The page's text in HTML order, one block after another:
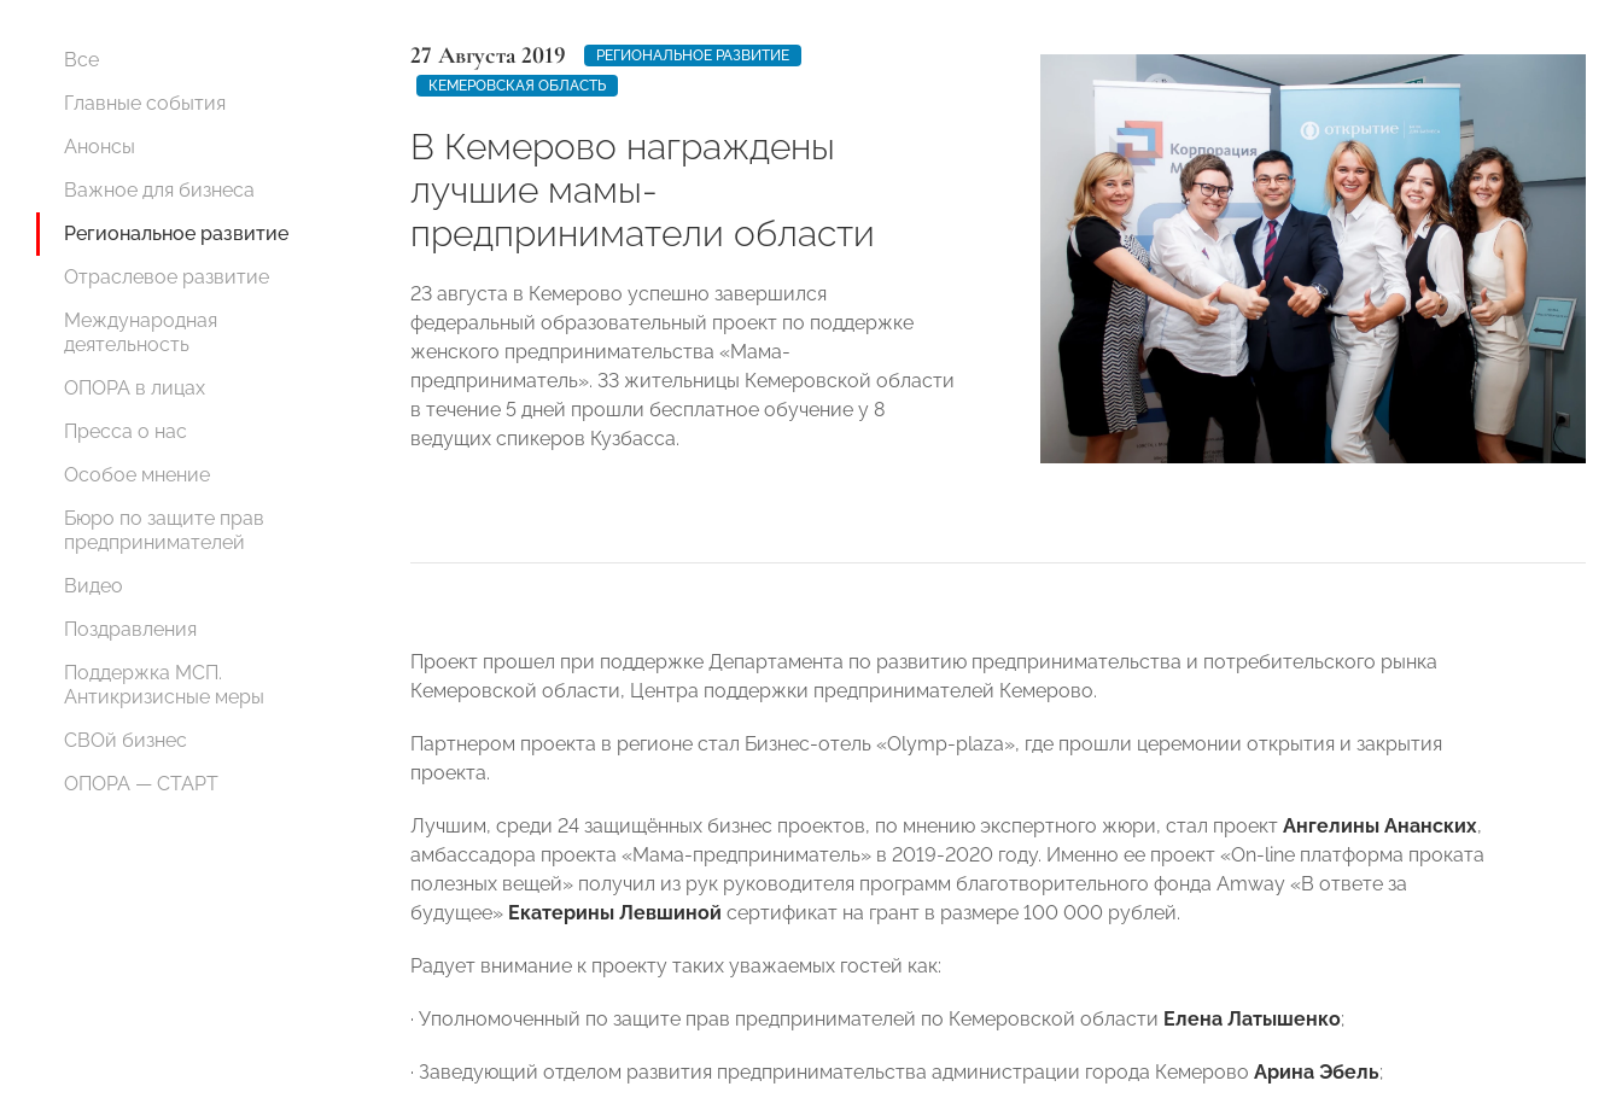
Все
Главные события
Анонсы
Важное для бизнеса
Региональное развитие
Отраслевое развитие
Международная
деятельность
ОПОРА в лицах
Пресса о нас
Особое мнение
Бюро по защите прав
предпринимателей
Видео
Поздравления
Поддержка МСП.
Антикризисные меры
СВОй бизнес
ОПОРА — СТАРТ
27 Августа 2019
РЕГИОНАЛЬНОЕ РАЗВИТИЕ
КЕМЕРОВСКАЯ ОБЛАСТЬ
В Кемерово награждены
лучшие мамы-
предприниматели области
23 августа в Кемерово успешно завершился
федеральный образовательный проект по поддержке
женского предпринимательства «Мама-
предприниматель». 33 жительницы Кемеровской области
в течение 5 дней прошли бесплатное обучение у 8
ведущих спикеров Кузбасса.
Проект прошел при поддержке Департамента по развитию предпринимательства и потребительского рынка
Кемеровской области, Центра поддержки предпринимателей Кемерово.
Партнером проекта в регионе стал Бизнес-отель «Olymp-plaza», где прошли церемонии открытия и закрытия
проекта.
Лучшим, среди 24 защищённых бизнес проектов, по мнению экспертного жюри, стал проект Ангелины Ананских,
амбассадора проекта «Мама-предприниматель» в 2019-2020 году. Именно ее проект «On-line платформа проката
полезных вещей» получил из рук руководителя программ благотворительного фонда Amway «В ответе за
будущее» Екатерины Левшиной сертификат на грант в размере 100 000 рублей.
Радует внимание к проекту таких уважаемых гостей как:
· Уполномоченный по защите прав предпринимателей по Кемеровской области Елена Латышенко;
· Заведующий отделом развития предпринимательства администрации города Кемерово Арина Эбель;